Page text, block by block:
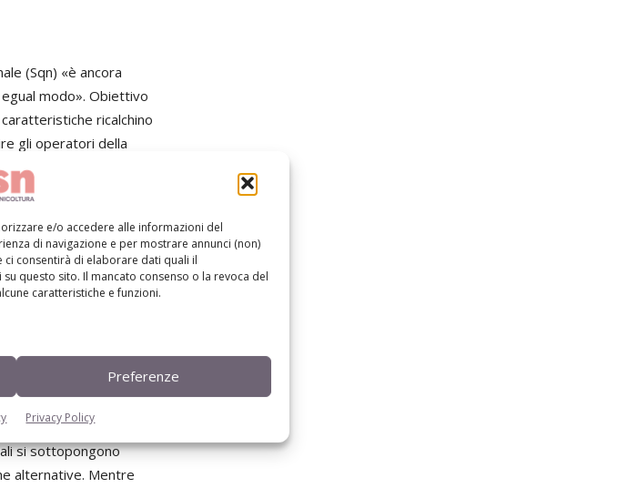
e/o accedere alle informazioni del
di navigazione e per mostrare annunci (non)
ci consentirà di elaborare dati quali il
questo sito. Il mancato consenso o la revoca del
caratteristiche e funzioni.
Preferenze
Privacy Policy
(Sqn) «è ancora
modo». Obiettivo
ricalchino
gli operatori della
pesante
suinicola di Reggio
era stato invitato a
per la
intervenuto proprio
rimaneggiata e
ultima quella
ci rimettono più di
si sottopongono
alternative. Mentre